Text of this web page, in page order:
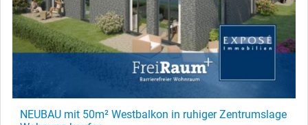
NEUBAU mit 50m² Westbalkon in ruhiger Zentrumslage